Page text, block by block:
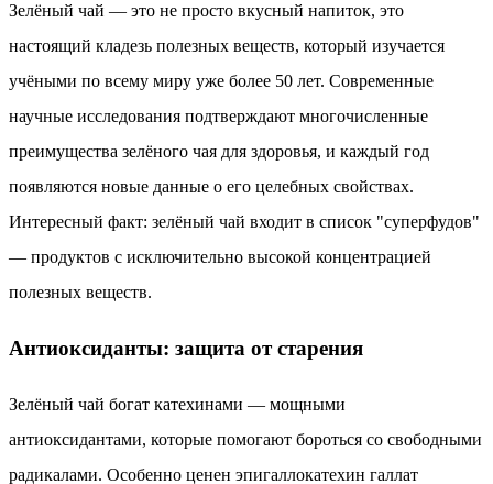
Зелёный чай — это не просто вкусный напиток, это
настоящий кладезь полезных веществ, который изучается
учёными по всему миру уже более 50 лет. Современные
научные исследования подтверждают многочисленные
преимущества зелёного чая для здоровья, и каждый год
появляются новые данные о его целебных свойствах.
Интересный факт: зелёный чай входит в список "суперфудов"
— продуктов с исключительно высокой концентрацией
полезных веществ.
Антиоксиданты: защита от старения
Зелёный чай богат катехинами — мощными
антиоксидантами, которые помогают бороться со свободными
радикалами. Особенно ценен эпигаллокатехин галлат